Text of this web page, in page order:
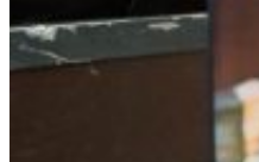
Compromisos